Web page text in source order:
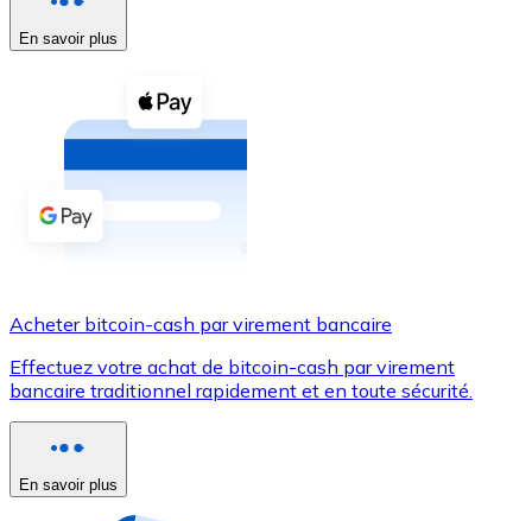
Voir toutes
Coupons crypto
Achetez des cryptomonnaies en espèces et d'autres
Acheter avec espèces
Virement SEPA
Utilisez les cartes Visa et Mastercard pour acheter
Acheter avec carte
Nouveau
En savoir plus
Acheter bitcoin-cash par virement bancaire
Effectuez votre achat de bitcoin-cash par virement
bancaire traditionnel rapidement et en toute sécurité.
En savoir plus